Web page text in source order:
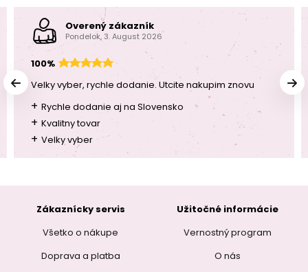
Overený zákazník
Pondelok, 3. August 2026
100%
Velky vyber, rychle dodanie. Utcite nakupim znovu
+ Rychle dodanie aj na Slovensko
+ Kvalitny tovar
+ Velky vyber
Zákaznícky servis
Všetko o nákupe
Doprava a platba
Užitočné informácie
Vernostný program
O nás